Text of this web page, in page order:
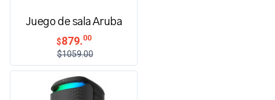
Juego de sala Aruba
$879.00
$1059.00